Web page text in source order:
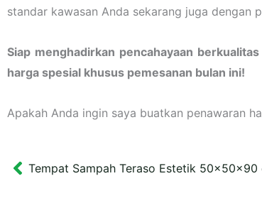
standar kawasan Anda sekarang juga dengan
Siap menghadirkan pencahayaan
harga spesial khusus pemesanan bulan ini!
Apakah Anda ingin saya buatkan penawaran
Prev
Tempat Sampah Teraso Estetik 50x50x90